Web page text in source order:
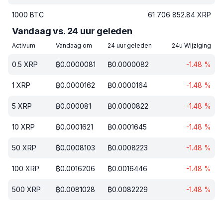
1000 BTC 61 706 852.84 XRP
Vandaag vs. 24 uur geleden
Activum Vandaag om 24 uur geleden 24u Wijziging
0.5 XRP ₿0.0000081 ₿0.0000082 -1.48 %
1 XRP ₿0.0000162 ₿0.0000164 -1.48 %
5 XRP ₿0.000081 ₿0.0000822 -1.48 %
10 XRP ₿0.0001621 ₿0.0001645 -1.48 %
50 XRP ₿0.0008103 ₿0.0008223 -1.48 %
100 XRP ₿0.0016206 ₿0.0016446 -1.48 %
500 XRP ₿0.0081028 ₿0.0082229 -1.48 %